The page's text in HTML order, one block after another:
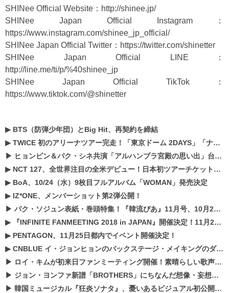
SHINee Official Website： http://shinee.jp/
SHINee Japan Official Instagram：
https://www.instagram.com/shinee_jp_official/
SHINee Japan Official Twitter： https://twitter.com/shinetter
SHINee Japan Official LINE：
http://line.me/ti/p/%40shinee_jp
SHINee Japan Official TikTok：
https://www.tiktok.com/@shinetter
▶ BTS（防弾少年団）とBig Hit、再契約を締結
▶TWICE 初のアリーナツアー完走！「東京ドーム 2DAYS」「ナゴヤドーム1DAY」「京セラドーム1DAY」2019年ドームツアー開催決定！！
▶ ヒョンビン＆パク・シネ共演「アルハンブラ宮殿の思い出」台本読み現場を公開
▶ NCT 127、全世界注目の全米デビュー！日本初ツアーチケットが早くもプレミア化！？
▶ BoA、10/24（水）9枚目フルアルバム「WOMAN」発売決定
▶ IZ*ONE、メンバーショット第2弾公開！
▶ パク・ソジュン表紙・巻頭特集！『韓流ぴあ』11月号、10月22日（月）発売！
▶
『INFINITE FANMEETING 2018 in JAPAN』開催決定！11月21、22日にパシフィコ横浜にて実施
▶ PENTAGON、11月25日都内でイベント開催決定！
▶CNBLUE イ・ジョンヒョンのバックステージ・メイキングのダイジェスト映像が公開！
▶ ロイ・キムが初来日ファンミーティング開催！素晴らしい歌声に癒される贅沢な時間
▶ ジョン・ヨンファ新譜「BROTHERS」にちなんだ想像・妄想企画がスタート！
▶ 韓国ミュージカル『狂炎ソナタ』、憂いある​ビジュアル初公開!! 主役リョウク、SHIN、KENらのコメントが到着！